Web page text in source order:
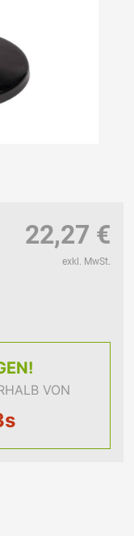
22,27 €
exkl. MwSt.
VON